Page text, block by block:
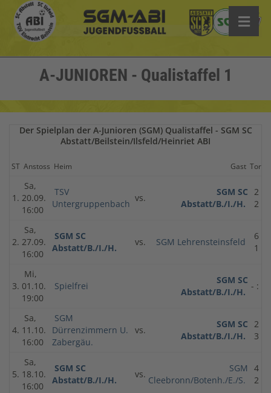
A-JUNIOREN - Qualistaffel 1
Der Spielplan der A-Junioren (SGM) Qualistaffel - SGM SC
Abstatt/Beilstein/Ilsfeld/Heinriet ABI
ST Anstoss Heim Gast Tore
1.
Sa,
20.09.
16:00
TSV
Untergruppenbach
vs.
SGM SC
Abstatt/B./I./H.
2 :
2
2.
Sa,
27.09.
16:00
SGM SC
Abstatt/B./I./H.
vs. SGM Lehrensteinsfeld
6 :
1
3.
Mi,
01.10.
19:00
Spielfrei
SGM SC
Abstatt/B./I./H.
- : -
4.
Sa,
11.10.
16:00
SGM
Dürrenzimmern U.
Zabergäu.
vs.
SGM SC
Abstatt/B./I./H.
2 :
3
5.
Sa,
18.10.
16:00
SGM SC
Abstatt/B./I./H.
vs.
SGM
Cleebronn/Botenh./E./S.
4 :
2